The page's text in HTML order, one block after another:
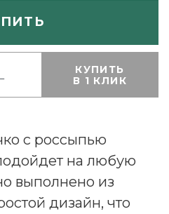
КУПИТЬ
В 1 КЛИК
с россыпью
на любую
выполнено из
дизайн, что